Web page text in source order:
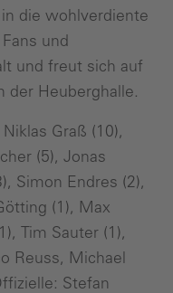
die wohlverdiente
und
und freut sich auf
der Heuberghalle.
Graß (10),
(5), Jonas
Simon Endres (2),
(1), Max
Tim Sauter (1),
Reuss, Michael
Stefan